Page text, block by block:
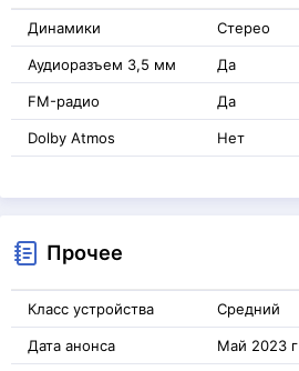
Динамики Стерео
Аудиоразъем 3,5 мм Да
FM-радио Да
Dolby Atmos Нет
Прочее
Класс устройства Средний
Дата анонса Май 2023 г